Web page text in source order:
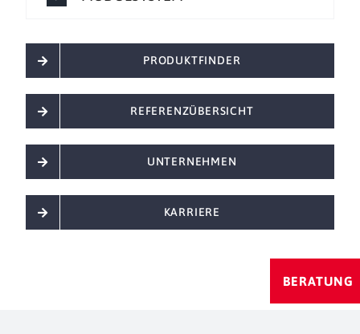
PRODUKTFINDER
REFERENZÜBERSICHT
UNTERNEHMEN
KARRIERE
BERATUNG